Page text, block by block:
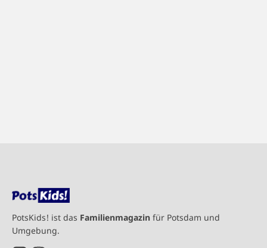
PotsKids! ist das Familienmagazin für Potsdam und
Umgebung.